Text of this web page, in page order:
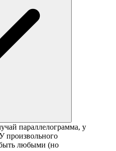
параллелограмма, у
произвольного
любыми (но